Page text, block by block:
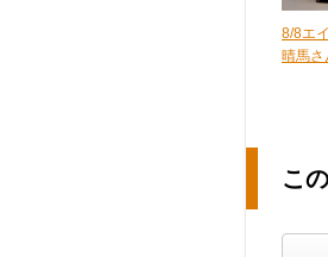
8/8エ
晴馬さ
こ